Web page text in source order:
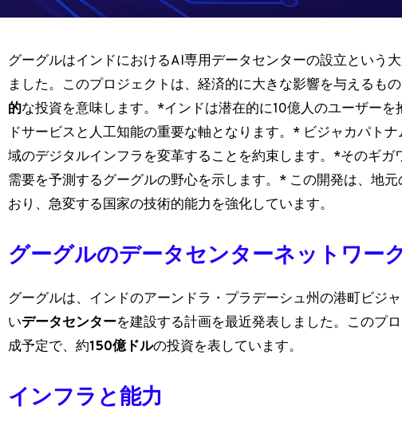
グーグルはインドにおけるAI専用データセンターの設立という
ました。このプロジェクトは、経済的に大きな影響を与えるも
的な投資を意味します。*インドは潜在的に10億人のユーザーを
ドサービスと人工知能の重要な軸となります。* ビジャカパト
域のデジタルインフラを変革することを約束します。*そのギガ
需要を予測するグーグルの野心を示します。* この開発は、地
おり、急変する国家の技術的能力を強化しています。
グーグルのデータセンターネットワー
グーグルは、インドのアーンドラ・プラデーシュ州の港町ビジ
いデータセンターを建設する計画を最近発表しました。このプ
成予定で、約150億ドルの投資を表しています。
インフラと能力